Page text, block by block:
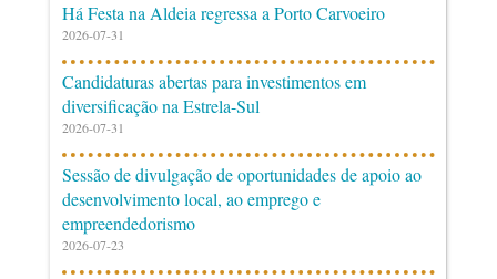
Há Festa na Aldeia regressa a Porto Carvoeiro
2026-07-31
Candidaturas abertas para investimentos em
diversificação na Estrela-Sul
2026-07-31
Sessão de divulgação de oportunidades de apoio ao
desenvolvimento local, ao emprego e
empreendedorismo
2026-07-23